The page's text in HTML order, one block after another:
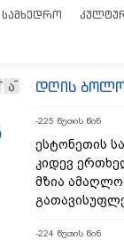
ᲡᲐᲛᲮᲔᲓᲠᲝ
ა დღის ბოლო
-225 წუთის წინ
ესტონეთის
კიდევ
მზია
-224 წუთის წინ